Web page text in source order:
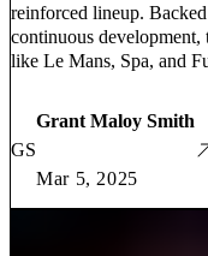
reinforced lineup.
continuous development,
like Le Mans, Spa, and
GS
Grant Maloy Smith
Mar 5, 2025